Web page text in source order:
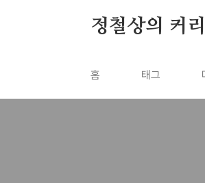
정철상의 커
홈 태그